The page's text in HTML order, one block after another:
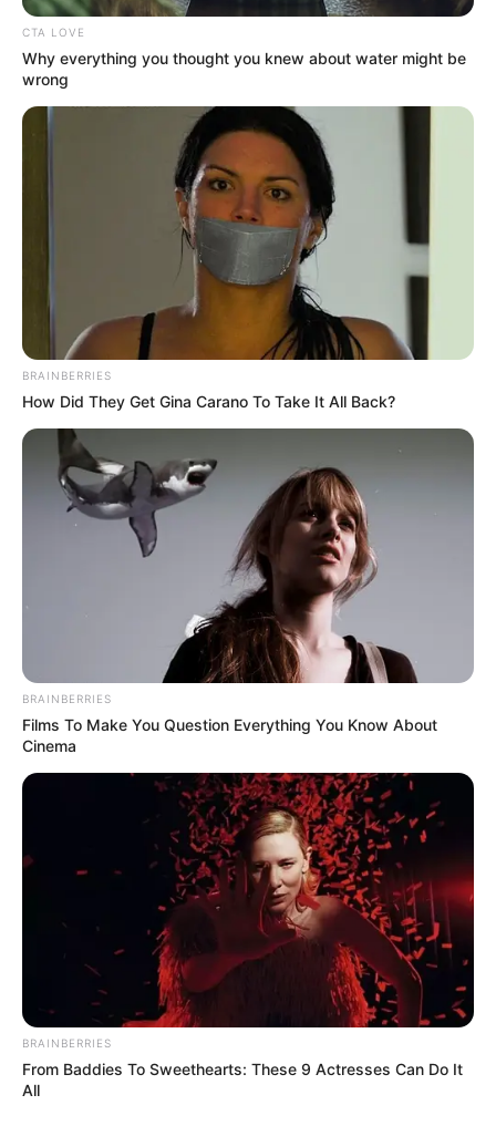
การเสริมดวงในวันนี้ให้ทำบุญด้วยการเติมน้ำมัน
ตะเกียง หรือถวายสังฆทานด้วยอุปกรณ์ให้แสงสว่าง
อานิสงส์จากการทำบุญนี้จะช่วยให้ท่านดำเนินชีวิต
ด้วยความราบรื่น
การเสริมดวงควรสักการะพระแม่กวนอิม เพื่อให้ชีวิต
พบเจอสิ่งดีดีตลอดทั้งวัน หรือหากที่บ้านมีน้ำ
พระพุทธมนต์ให้ตั้งจิตอธิษฐานแล้วนำมาชำระ
ร่างกายในช่วงเช้า จะช่วยเสริมดวงให้เกิดความเฮง
คนเกิดวันพฤหัสบดี
การเสริมดวงควรหาโอกาสเสริมดวงด้วยการทำบุญ
กับสถานปฏิบัติธรรม จะเป็นการบริจาคทรัพย์ หรือ
ชุดปฏิบัติธรรมก็ได้ หากเป็นการบริจาคเงินให้ลงท้าย
ด้วย 5 บาท จะช่วยให้ชีวิตของท่านในวันนี้ราบรื่นขึ้น
คนเกิดวันศุกร์
การทำบุญเสริมดวงในวันนี้แนะนำให้ร่วมทำบุญซื้อ
ที่ดินถวายวัด จากนั้นอุทิศบุญให้เทวดาประจำตัว
อานิสงส์จะช่วยให้ชีวิตท่านราบรื่นขึ้น
คนเกิดวันเสาร์
สำหรับการเสริมดวงในวันนี้นั้นแนะนำให้ตื่นมาตอน
เช้าทำบุญใส่บาตรด้วยผลไม้ แล้วตั้งจิตอธิษฐานขอ
ผลบุญนั้นช่วยให้ชีวิตราบรื่นตลอดทั้งวัน
คนเกิดอาทิตย์
CTA LOVE
Why everything you thought you knew about water might be
wrong
BRAINBERRIES
How Did They Get Gina Carano To Take It All Back?
BRAINBERRIES
Films To Make You Question Everything You Know About
Cinema
BRAINBERRIES
From Baddies To Sweethearts: These 9 Actresses Can Do It
All